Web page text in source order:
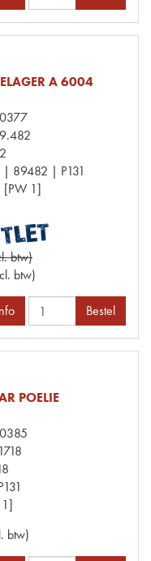
A 6004
| 89482 | P131
[PW 1]
btw)
btw)
Bestel
POELIE
btw)